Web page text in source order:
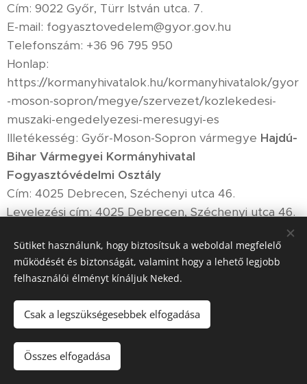
Cím: 9022 Győr, Türr István utca. 7.
E-mail: fogyasztovedelem@gyor.gov.hu
Telefonszám: +36 96 795 950
Honlap:
https://kormanyhivatalok.hu/kormanyhivatalok/gyor
-moson-sopron/megye/szervezet/kozlekedesi-
muszaki-engedelyezesi-meresugyi-es
Illetékesség: Győr-Moson-Sopron vármegye Hajdú-
Bihar Vármegyei Kormányhivatal
Fogyasztóvédelmi Osztály
Cím: 4025 Debrecen, Széchenyi utca 46.
Levelezési cím: 4025 Debrecen, Széchenyi utca 46.
Telefonszám: 06 52 533 924
Fax: 06 52 504 105
Honlap:
https://kormanyhivatalok.hu/kormanyhivatalok/hajd
u-bihar/megye/szervezet/kozlekedesi-muszaki-
engedelyezesi-meresugyi-es
Illetékesség: Hajdú-Bihar vármegye
Sütiket használunk, hogy biztosítsuk a weboldal megfelelő
működését és biztonságát, valamint hogy a lehető legjobb
felhasználói élményt kínáljuk Neked.
Csak a legszükségesebbek elfogadása
Összes elfogadása